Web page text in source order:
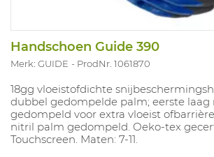
Handschoen Guide 390
Merk: GUIDE ProdNr. 1061870
18gg vloeistofdichte
dubbel gedompelde palm; eerste laag
gedompeld voor extra vloeist
nitril palm gedompeld. Oeko-tex
Touchscreen. Maten: 7-11.